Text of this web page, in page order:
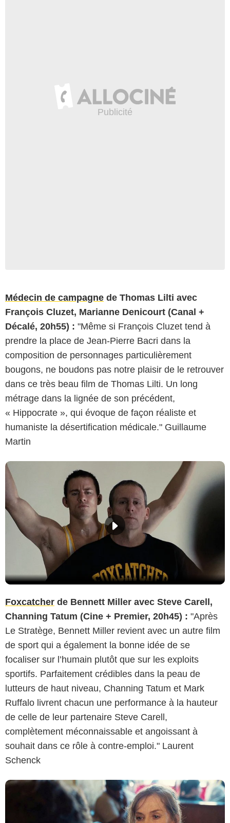
Médecin de campagne de Thomas Lilti avec
François Cluzet, Marianne Denicourt (Canal +
Décalé, 20h55) : "Même si François Cluzet tend à
prendre la place de Jean-Pierre Bacri dans la
composition de personnages particulièrement
bougons, ne boudons pas notre plaisir de le retrouver
dans ce très beau film de Thomas Lilti. Un long
métrage dans la lignée de son précédent,
« Hippocrate », qui évoque de façon réaliste et
humaniste la désertification médicale." Guillaume
Martin
Foxcatcher de Bennett Miller avec Steve Carell,
Channing Tatum (Cine + Premier, 20h45) : "Après
Le Stratège, Bennett Miller revient avec un autre film
de sport qui a également la bonne idée de se
focaliser sur l’humain plutôt que sur les exploits
sportifs. Parfaitement crédibles dans la peau de
lutteurs de haut niveau, Channing Tatum et Mark
Ruffalo livrent chacun une performance à la hauteur
de celle de leur partenaire Steve Carell,
complètement méconnaissable et angoissant à
souhait dans ce rôle à contre-emploi." Laurent
Schenck